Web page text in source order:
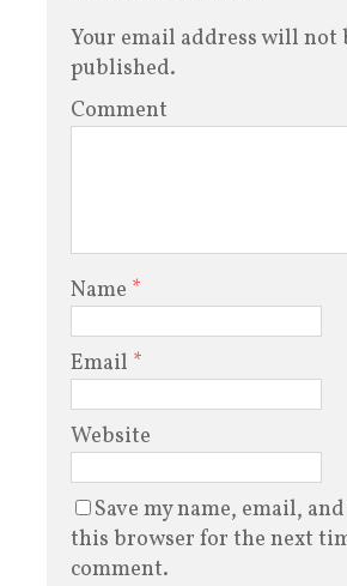
Your email address will not
published.
Comment
Name *
Email *
Website
Save my name, email,
this browser for the next
comment.